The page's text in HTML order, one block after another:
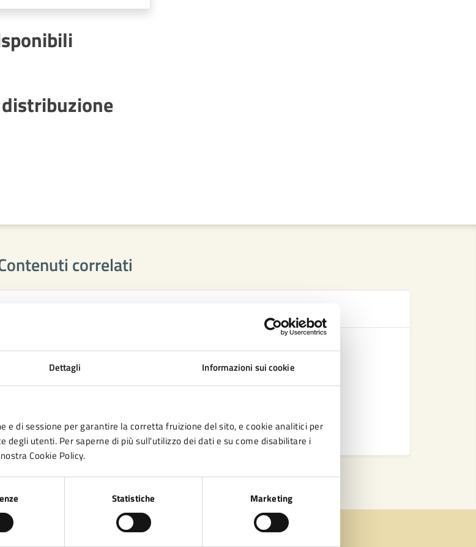
Dettagli Informazioni sui cookie
e di sessione per garantire la corretta fruizione del sito, e cookie analitici per
degli utenti. Per saperne di più sull'utilizzo dei dati e su come disabilitare i
Cookie Policy.
Statistiche Marketing
correlati